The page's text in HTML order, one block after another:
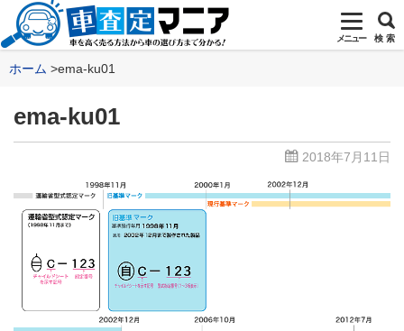
メニュー 検 索
ホーム ema-ku01
ema-ku01
2018年7月11日